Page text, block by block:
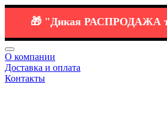
"Дикая РАСПРОДАЖА
О компании
Доставка и оплата
Контакты